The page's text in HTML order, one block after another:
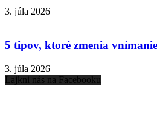
3. júla 2026
5 tipov, ktoré zmenia
3. júla 2026
Lajkni nás na Facebooku